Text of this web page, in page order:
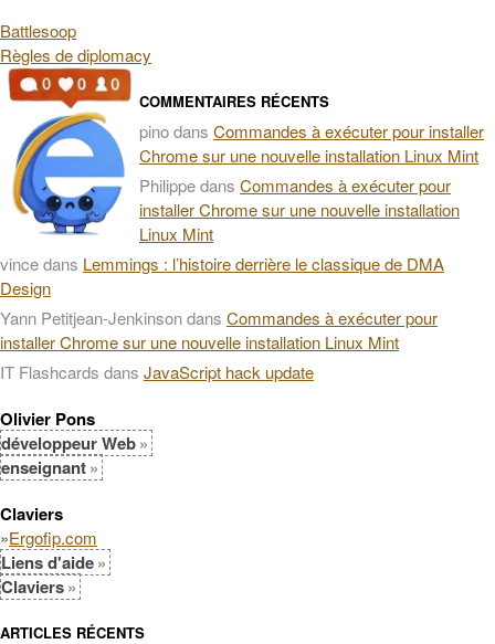
Battlesoop
Règles de diplomacy
COMMENTAIRES RÉCENTS
pinodans Commandes à exécuter pour installer
Chrome sur une nouvelle installation Linux Mint
Philippedans Commandes à exécuter pour
installer Chrome sur une nouvelle installation
Linux Mint
vincedans Lemmings : l’histoire derrière le classique de DMA
Design
Yann Petitjean-Jenkinsondans Commandes à exécuter pour
installer Chrome sur une nouvelle installation Linux Mint
IT Flashcards dans JavaScript hack update
Olivier Pons
développeur Web
enseignant
Claviers
»Ergofip.com
Liens d'aide
Claviers
ARTICLES RÉCENTS